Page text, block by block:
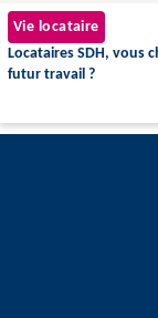
Vie locataire
Locataires SDH, vous
futur travail ?